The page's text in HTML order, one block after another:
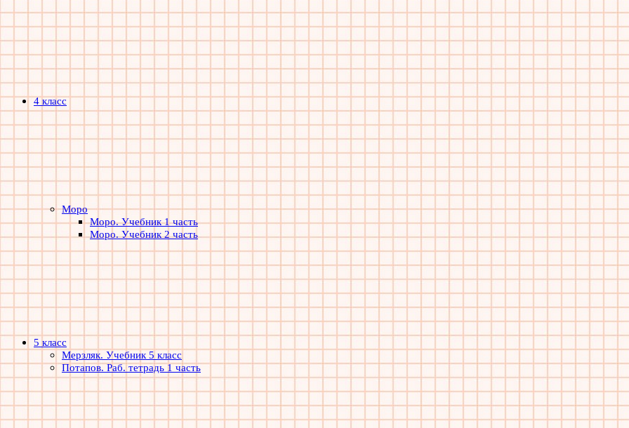
4 класс
Моро
Моро. Учебник 1 часть
Моро. Учебник 2 часть
5 класс
Мерзляк. Учебник 5 класс
Потапов. Раб. тетрадь 1 часть